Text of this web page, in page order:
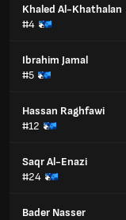
Khaled Al-Khathalan
#4
Ibrahim Jamal
#5
Hassan Raghfawi
#12
Saqr Al-Enazi
#24
Bader Nasser